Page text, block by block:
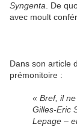
Syngenta . De
avec moult
Dans son article
prémonitoire :
« Bref, il
Gilles-Eric
Lepage –